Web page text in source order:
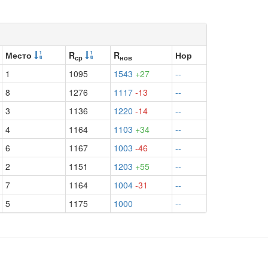
Место Rср Rнов
Нор
1
1095 1543 +27
--
8
1276 1117 -13
--
3
1136 1220 -14
--
4
1164 1103 +34
--
6
1167 1003 -46
--
2
1151 1203 +55
--
7
1164 1004 -31
--
5
1175 1000 --